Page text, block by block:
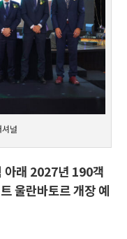
널
래 2027년 190객
울란바토르 개장 예